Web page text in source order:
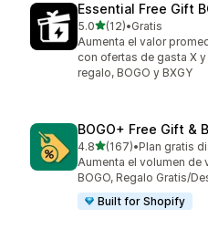
Essential Free Gift
5.0de 5 estrellas
(12)
12 reseñas en total
•Gratis
Aumenta el valor
con ofertas de gasta X y
regalo, BOGO y BXGY
BOGO+ Free Gift &
4.8de 5 estrellas
(167)
167 reseñas en total
•Plan gratis
Aumenta el volumen de
BOGO, Regalo Gratis/
Built for Shopify